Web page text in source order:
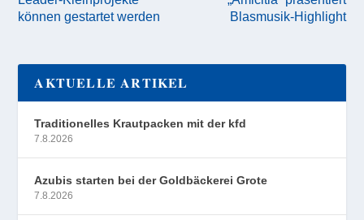
können gestartet werden
Blasmusik-Highlight
AKTUELLE ARTIKEL
Traditionelles Krautpacken mit der kfd
7.8.2026
Azubis starten bei der Goldbäckerei Grote
7.8.2026